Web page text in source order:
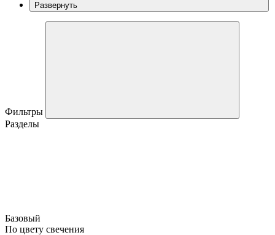
Развернуть
Фильтры
Разделы
Базовый
По цвету свечения